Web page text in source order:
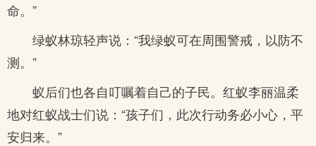
命。”
绿蚁林琼轻声说：“我绿蚁可在周围警戒，以防不
测。”
蚁后们也各自叮嘱着自己的子民。红蚁李丽温柔
地对红蚁战士们说：“孩子们，此次行动务必小心，平
安归来。”